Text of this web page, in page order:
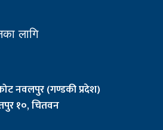
लागि
नवलपुर (गण्डकी प्रदेश)
१०, चितवन